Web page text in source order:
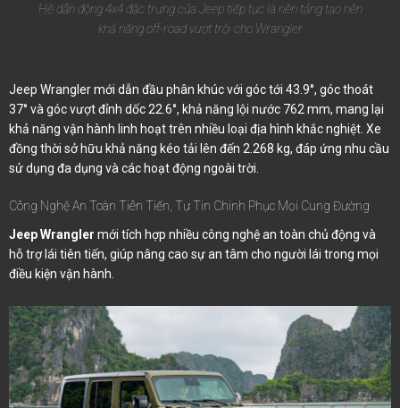
Hệ dẫn động 4x4 đặc trưng của Jeep tiếp tục là nền tảng tạo nên
khả năng off-road vượt trội cho Wrangler
Jeep Wrangler mới dẫn đầu phân khúc với góc tới 43.9°, góc thoát
37° và góc vượt đỉnh dốc 22.6°, khả năng lội nước 762 mm, mang lại
khả năng vận hành linh hoạt trên nhiều loại địa hình khắc nghiệt. Xe
đồng thời sở hữu khả năng kéo tải lên đến 2.268 kg, đáp ứng nhu cầu
sử dụng đa dụng và các hoạt động ngoài trời.
Công Nghệ An Toàn Tiên Tiến, Tự Tin Chinh Phục Mọi Cung Đường
Jeep Wrangler mới tích hợp nhiều công nghệ an toàn chủ động và
hỗ trợ lái tiên tiến, giúp nâng cao sự an tâm cho người lái trong mọi
điều kiện vận hành.